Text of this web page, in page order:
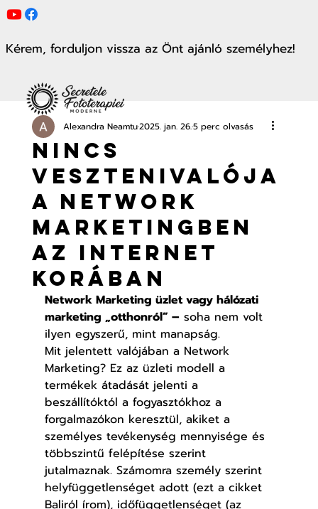
Kérem, forduljon vissza az Önt ajánló személyhez!
Nincs
vesztenivalója
a Network
Marketingben
az internet
korában
Alexandra Neamtu2025. jan. 26.5 perc olvasás
Network Marketing üzlet vagy hálózati
marketing „otthonról” – soha nem volt
ilyen egyszerű, mint manapság.
Mit jelentett valójában a Network
Marketing? Ez az üzleti modell a
termékek átadását jelenti a
beszállítóktól a fogyasztókhoz a
forgalmazókon keresztül, akiket a
személyes tevékenység mennyisége és
többszintű felépítése szerint
jutalmaznak. Számomra személy szerint
helyfüggetlenséget adott (ezt a cikket
Baliról írom), időfüggetlenséget (az